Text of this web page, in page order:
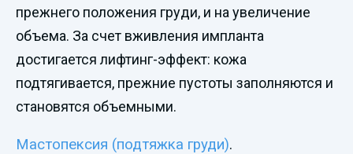
прежнего положения груди, и на увеличение
объема. За счет вживления импланта
достигается лифтинг-эффект: кожа
подтягивается, прежние пустоты заполняются и
становятся объемными.
Мастопексия (подтяжка груди).